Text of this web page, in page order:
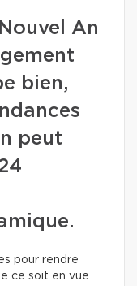
An
bien,
peut
pour rendre
ce soit en vue